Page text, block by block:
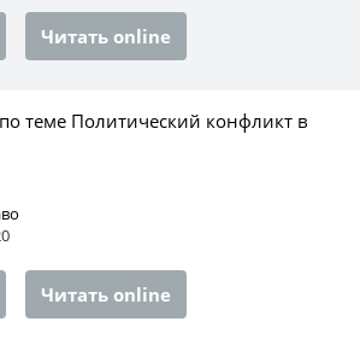
Читать online
теме Политический конфликт в
Читать online